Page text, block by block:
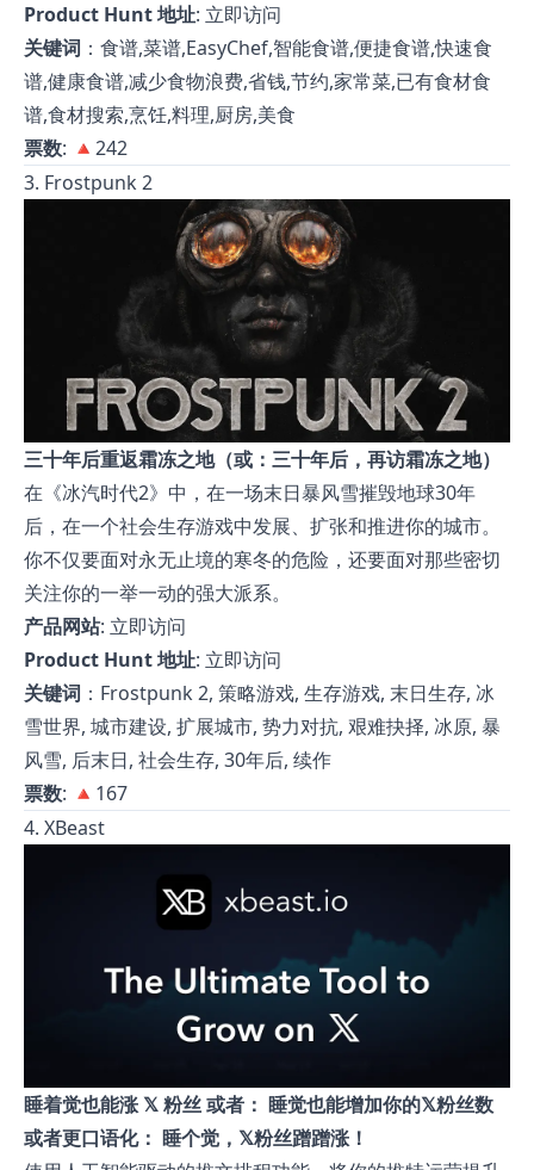
Product Hunt 地址: 立即访问
关键词 ：食谱,菜谱,EasyChef,智能食谱,便捷食谱,快速食
谱,健康食谱,减少食物浪费,省钱,节约,家常菜,已有食材食
谱,食材搜索,烹饪,料理,厨房,美食
票数: 🔺242
3. Frostpunk 2
三十年后重返霜冻之地（或：三十年后，再访霜冻之地）
在《冰汽时代2》中，在一场末日暴风雪摧毁地球30年
后，在一个社会生存游戏中发展、扩张和推进你的城市。
你不仅要面对永无止境的寒冬的危险，还要面对那些密切
关注你的一举一动的强大派系。
产品网站: 立即访问
Product Hunt 地址: 立即访问
关键词 ：Frostpunk 2, 策略游戏, 生存游戏, 末日生存, 冰
雪世界, 城市建设, 扩展城市, 势力对抗, 艰难抉择, 冰原, 暴
风雪, 后末日, 社会生存, 30年后, 续作
票数: 🔺167
4. XBeast
睡着觉也能涨 𝕏 粉丝 或者： 睡觉也能增加你的𝕏粉丝数
或者更口语化： 睡个觉，𝕏粉丝蹭蹭涨！